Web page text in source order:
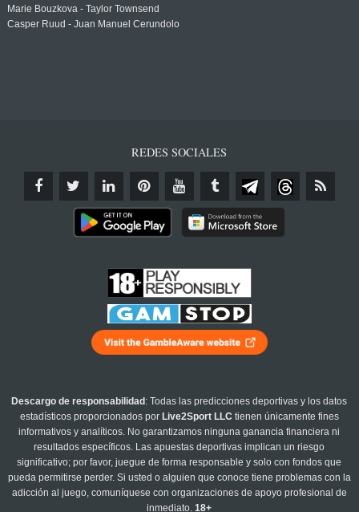
Marie Bouzkova - Taylor Townsend
Casper Ruud - Juan Manuel Cerundolo
REDES SOCIALES
Descargo de responsabilidad : Todas las predicciones deportivas y los datos
estadísticos proporcionados por Live2Sport LLC tienen únicamente fines
informativos y analíticos. No garantizamos ninguna ganancia financiera ni
resultados específicos. Las apuestas deportivas implican un riesgo
significativo; por favor, juegue de forma responsable y solo con fondos que
pueda permitirse perder. Si usted o alguien que conoce tiene problemas con la
adicción al juego, comuníquese con organizaciones de apoyo profesional de
inmediato.18+